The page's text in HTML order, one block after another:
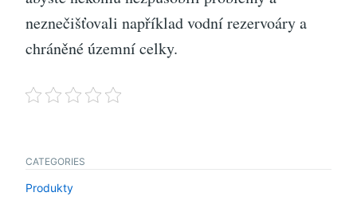
neznečišťovali například vodní rezervoáry a
chráněné územní celky.
CATEGORIES
Produkty